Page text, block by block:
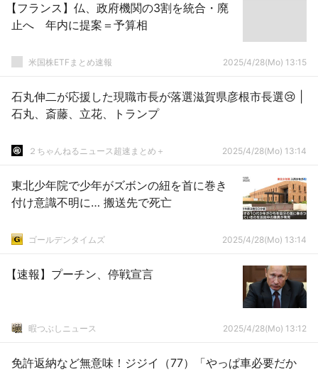
【フランス】仏、政府機関の3割を統合・廃
止へ 年内に提案＝予算相
米国株ETFまとめ速報 2025/4/28(Mo) 13:15
石丸伸二が応援した現職市長が落選滋賀県彦根市長選😢 |
石丸、斎藤、立花、トランプ
２ちゃんねるニュース超速まとめ＋ 2025/4/28(Mo) 13:14
東北少年院で少年がズボンの紐を首に巻き
付け意識不明に… 搬送先で死亡
ゴールデンタイムズ 2025/4/28(Mo) 13:14
【速報】プーチン、停戦宣言
暇つぶしニュース 2025/4/28(Mo) 13:12
免許返納など無意味！ジジイ（77）「やっぱ車必要だか